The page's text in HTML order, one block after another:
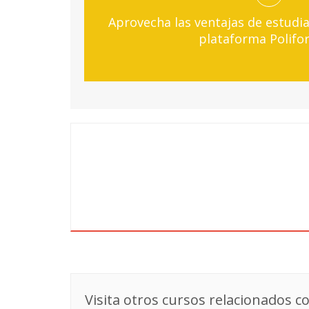
Aprovecha las ventajas de
plataforma
Visita otros cursos relacionados